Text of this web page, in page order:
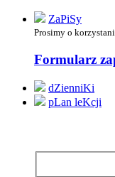
ZaPiSy
Prosimy o
Formularz
dZienniKi
pLan leKcji